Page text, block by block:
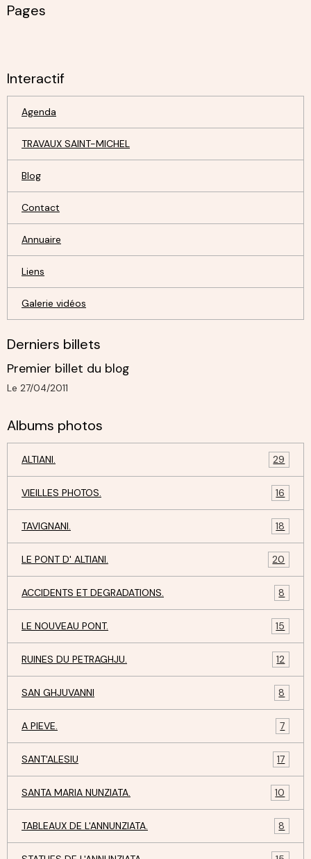
Pages
Interactif
Agenda
TRAVAUX SAINT-MICHEL
Blog
Contact
Annuaire
Liens
Galerie vidéos
Derniers billets
Premier billet du blog
Le 27/04/2011
Albums photos
ALTIANI. 29
VIEILLES PHOTOS. 16
TAVIGNANI. 18
LE PONT D' ALTIANI. 20
ACCIDENTS ET DEGRADATIONS. 8
LE NOUVEAU PONT. 15
RUINES DU PETRAGHJU. 12
SAN GHJUVANNI 8
A PIEVE. 7
SANT'ALESIU 17
SANTA MARIA NUNZIATA. 10
TABLEAUX DE L'ANNUNZIATA. 8